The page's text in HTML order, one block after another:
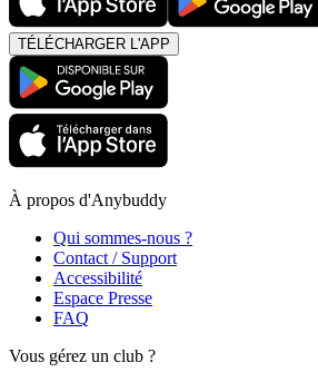
TÉLÉCHARGER L'APP
À propos d'Anybuddy
Qui sommes-nous ?
Contact / Support
Accessibilité
Espace Presse
FAQ
Vous gérez un club ?